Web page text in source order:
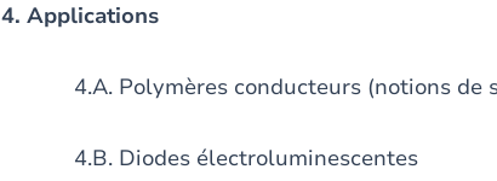
4. Applications
4.A. Polymères conducteurs (notions de
4.B. Diodes électroluminescentes